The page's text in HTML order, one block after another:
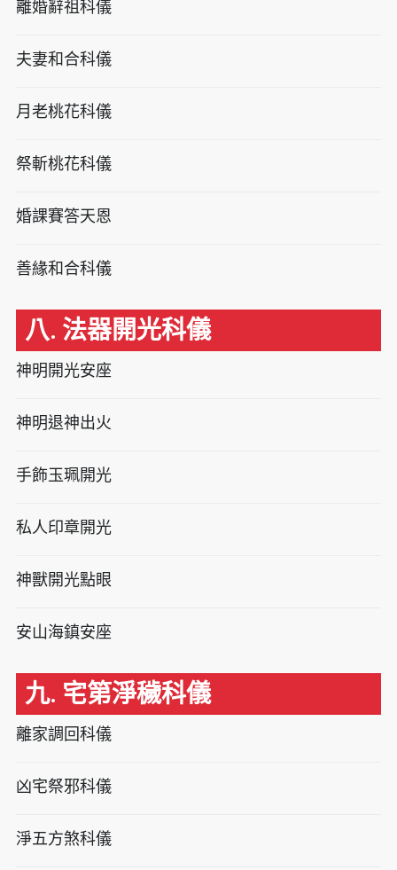
離婚辭祖科儀
夫妻和合科儀
月老桃花科儀
祭斬桃花科儀
婚課賽答天恩
善緣和合科儀
八. 法器開光科儀
神明開光安座
神明退神出火
手飾玉珮開光
私人印章開光
神獸開光點眼
安山海鎮安座
九. 宅第淨穢科儀
離家調回科儀
凶宅祭邪科儀
淨五方煞科儀